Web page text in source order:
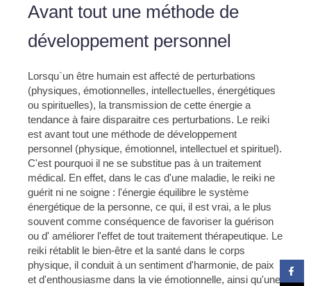
Avant tout une méthode de
développement personnel
Lorsqu`un être humain est affecté de perturbations
(physiques, émotionnelles, intellectuelles, énergétiques
ou spirituelles), la transmission de cette énergie a
tendance à faire disparaitre ces perturbations. Le reiki
est avant tout une méthode de développement
personnel (physique, émotionnel, intellectuel et spirituel).
C'est pourquoi il ne se substitue pas à un traitement
médical. En effet, dans le cas d'une maladie, le reiki ne
guérit ni ne soigne : l'énergie équilibre le système
énergétique de la personne, ce qui, il est vrai, a le plus
souvent comme conséquence de favoriser la guérison
ou d' améliorer l'effet de tout traitement thérapeutique. Le
reiki rétablit le bien-être et la santé dans le corps
physique, il conduit à un sentiment d'harmonie, de paix
et d'enthousiasme dans la vie émotionnelle, ainsi qu'une